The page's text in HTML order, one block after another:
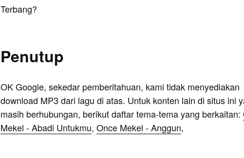
Terbang?
Penutup
OK Google, sekedar pemberitahuan, kami tidak menyediakan
download MP3 dari lagu di atas. Untuk konten lain di situs ini
masih berhubungan, berikut daftar tema-tema yang berkaitan:
Mekel - Abadi Untukmu, Once Mekel - Anggun,